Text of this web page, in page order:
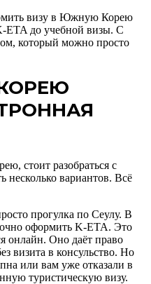
визу в Южную Корею
ETA до учебной визы. С
который можно просто
стоит разобраться с
несколько вариантов. Всё
прогулка по Сеулу. В
оформить K-ETA. Это
онлайн. Оно даёт право
визита в консульство. Но
или вам уже отказали в
туристическую визу.